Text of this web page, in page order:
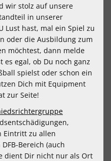
wir stolz auf unsere
in unserer
Lust hast, mal ein Spiel zu
oder die Ausbildung zum
möchtest, dann melde
es egal, ob Du noch ganz
spielst oder schon ein
Dich mit Equipment
zur Seite!
Eintritt zu allen
Bereich (auch
dient Dir nicht nur als Ort